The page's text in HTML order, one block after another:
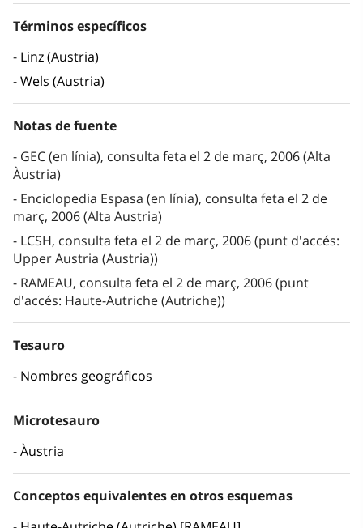
Términos específicos
Linz (Austria)
Wels (Austria)
Notas de fuente
GEC (en línia), consulta feta el 2 de març, 2006 (Alta
Àustria)
Enciclopedia Espasa (en línia), consulta feta el 2 de
març, 2006 (Alta Austria)
LCSH, consulta feta el 2 de març, 2006 (punt d'accés:
Upper Austria (Austria))
RAMEAU, consulta feta el 2 de març, 2006 (punt
d'accés: Haute-Autriche (Autriche))
Tesauro
Nombres geográficos
Microtesauro
Àustria
Conceptos equivalentes en otros esquemas